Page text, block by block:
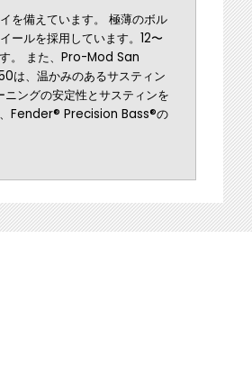
を備えています。 極薄のボル
ールを採用しています。12〜
す。 また、Pro-Mod San
は、温かみのあるサスティン
ングの安定性とサスティンを
、Fender® Precision Bass®の